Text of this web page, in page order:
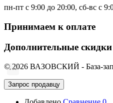
пн-пт с 9:00 до 20:00, сб-вс с
Принимаем к оплате
Дополнительные
© 2026 ВАЗОВСКИЙ - База-
Запрос продавцу